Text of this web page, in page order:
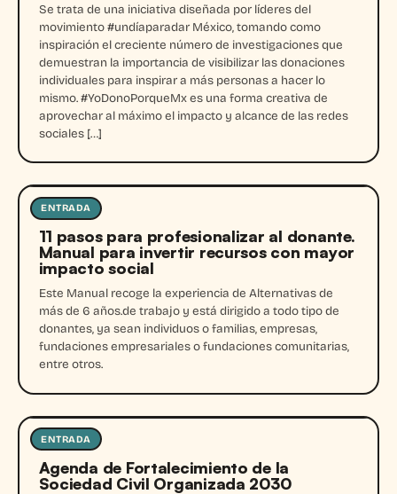
Se trata de una iniciativa diseñada por líderes del
movimiento #undíaparadar México, tomando como
inspiración el creciente número de investigaciones que
demuestran la importancia de visibilizar las donaciones
individuales para inspirar a más personas a hacer lo
mismo. #YoDonoPorqueMx es una forma creativa de
aprovechar al máximo el impacto y alcance de las redes
sociales […]
ENTRADA
Entrada
11 pasos para profesionalizar al donante.
Manual para invertir recursos con mayor
impacto social
Este Manual recoge la experiencia de Alternativas de
más de 6 años.de trabajo y está dirigido a todo tipo de
donantes, ya sean individuos o familias, empresas,
fundaciones empresariales o fundaciones comunitarias,
entre otros.
ENTRADA
Entrada
Agenda de Fortalecimiento de la
Sociedad Civil Organizada 2030